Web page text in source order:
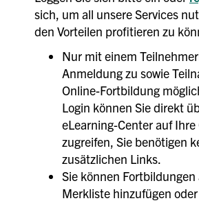
sich, um all unsere Services
den Vorteilen profitieren zu
Nur mit einem
Anmeldung zu sowie
Online-Fortbildung
Login können Sie direkt
eLearning-Center auf
zugreifen, Sie benötigen
zusätzlichen Links.
Sie können Fortbildungen
Merkliste hinzufügen